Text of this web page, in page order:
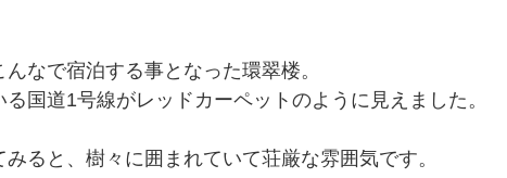
なで宿泊する事となった環翠楼。
国道1号線がレッドカーペットのように見えました。
みると、樹々に囲まれていて荘厳な雰囲気です。